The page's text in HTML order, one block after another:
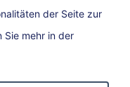
der Seite zur
Sie mehr in der